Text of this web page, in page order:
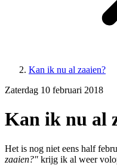
Kan ik nu al zaaien?
Zaterdag 10 februari 2018
Kan ik nu al
Het is nog niet eens half
zaaien?" krijg ik al weer